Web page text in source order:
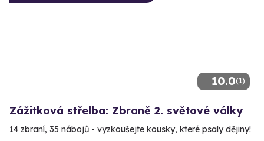
10.0(1)
Zážitková střelba: Zbraně 2. světové války
14 zbraní, 35 nábojů - vyzkoušejte kousky, které psaly dějiny!